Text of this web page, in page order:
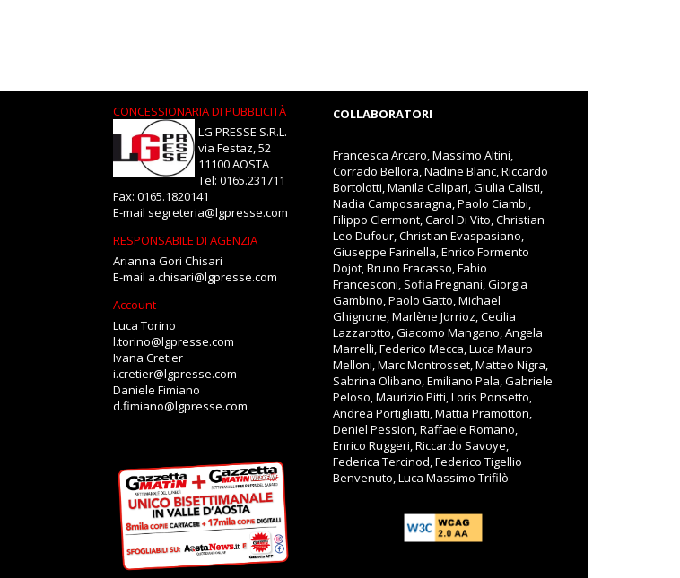
CONCESSIONARIA DI PUBBLICITÀ
LG PRESSE S.R.L.
via Festaz, 52
11100 AOSTA
Tel: 0165.231711
Fax: 0165.1820141
E-mail segreteria@lgpresse.com
RESPONSABILE DI AGENZIA
Arianna Gori Chisari
E-mail a.chisari@lgpresse.com
Account
Luca Torino
l.torino@lgpresse.com
Ivana Cretier
i.cretier@lgpresse.com
Daniele Fimiano
d.fimiano@lgpresse.com
COLLABORATORI
Francesca Arcaro, Massimo Altini,
Corrado Bellora, Nadine Blanc, Riccardo
Bortolotti, Manila Calipari, Giulia Calisti,
Nadia Camposaragna, Paolo Ciambi,
Filippo Clermont, Carol Di Vito, Christian
Leo Dufour, Christian Evaspasiano,
Giuseppe Farinella, Enrico Formento
Dojot, Bruno Fracasso, Fabio
Francesconi, Sofia Fregnani, Giorgia
Gambino, Paolo Gatto, Michael
Ghignone, Marlène Jorrioz, Cecilia
Lazzarotto, Giacomo Mangano, Angela
Marrelli, Federico Mecca, Luca Mauro
Melloni, Marc Montrosset, Matteo Nigra,
Sabrina Olibano, Emiliano Pala, Gabriele
Peloso, Maurizio Pitti, Loris Ponsetto,
Andrea Portigliatti, Mattia Pramotton,
Deniel Pession, Raffaele Romano,
Enrico Ruggeri, Riccardo Savoye,
Federica Tercinod, Federico Tigellio
Benvenuto, Luca Massimo Trifilò